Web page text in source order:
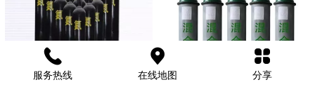
服务热线 在线地图 分享